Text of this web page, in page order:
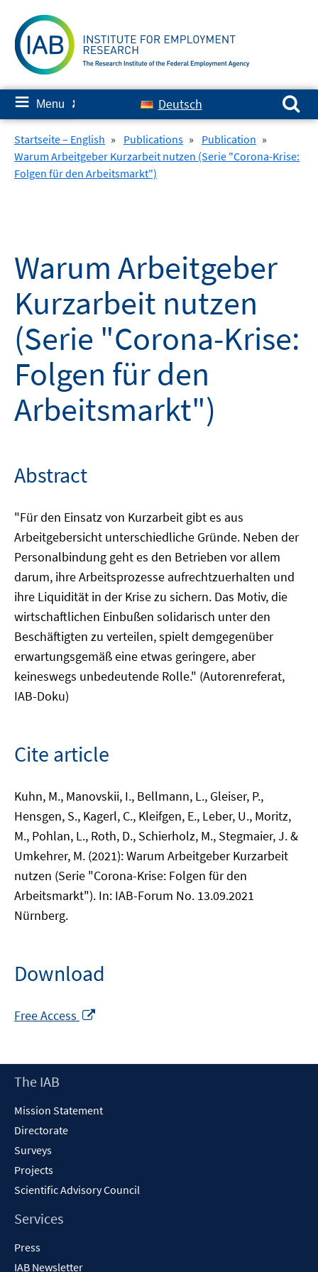
content
≡ Menu ✘ Deutsch
Search for:
Startseite – English » Publications » Publication »
Warum Arbeitgeber Kurzarbeit nutzen (Serie "Corona-Krise:
Folgen für den Arbeitsmarkt")
Warum Arbeitgeber
Kurzarbeit nutzen
(Serie "Corona-Krise:
Folgen für den
Arbeitsmarkt")
Abstract
"Für den Einsatz von Kurzarbeit gibt es aus
Arbeitgebersicht unterschiedliche Gründe. Neben der
Personalbindung geht es den Betrieben vor allem
darum, ihre Arbeitsprozesse aufrechtzuerhalten und
ihre Liquidität in der Krise zu sichern. Das Motiv, die
wirtschaftlichen Einbußen solidarisch unter den
Beschäftigten zu verteilen, spielt demgegenüber
erwartungsgemäß eine etwas geringere, aber
keineswegs unbedeutende Rolle." (Autorenreferat,
IAB-Doku)
Cite article
Kuhn, M., Manovskii, I., Bellmann, L., Gleiser, P.,
Hensgen, S., Kagerl, C., Kleifgen, E., Leber, U., Moritz,
M., Pohlan, L., Roth, D., Schierholz, M., Stegmaier, J. &
Umkehrer, M. (2021): Warum Arbeitgeber Kurzarbeit
nutzen (Serie "Corona-Krise: Folgen für den
Arbeitsmarkt"). In: IAB-Forum No. 13.09.2021
Nürnberg.
Download
Free Access
new
Footer
The IAB
Mission Statement
Directorate
Surveys
Projects
Scientific Advisory Council
Services
Press
IAB Newsletter